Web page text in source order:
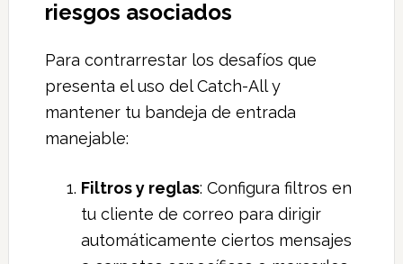
riesgos asociados
Para contrarrestar los desafíos que
presenta el uso del Catch-All y
mantener tu bandeja de entrada
manejable:
Filtros y reglas: Configura filtros en
tu cliente de correo para dirigir
automáticamente ciertos mensajes